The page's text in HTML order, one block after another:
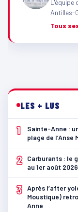
L'équipe
Antilles-
Tous
LES + LUS
1
Sainte-Anne :
plage de l’Anse
2
Carburants : le
au 1er août 2026
3 Après l’after
Moustique)
Anne